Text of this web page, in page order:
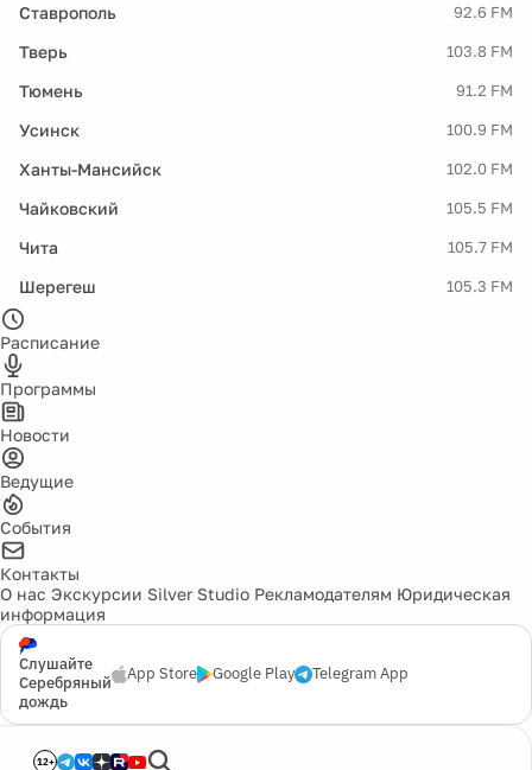
Ставрополь 92.6 FM
Тверь 103.8 FM
Тюмень 91.2 FM
Усинск 100.9 FM
Ханты-Мансийск 102.0 FM
Чайковский 105.5 FM
Чита 105.7 FM
Шерегеш 105.3 FM
Расписание
Программы
Новости
Ведущие
События
Контакты
О нас Экскурсии Silver Studio Рекламодателям Юридическая
информация
Слушайте
Серебряный
дождь
App Store Google Play Telegram App
12+